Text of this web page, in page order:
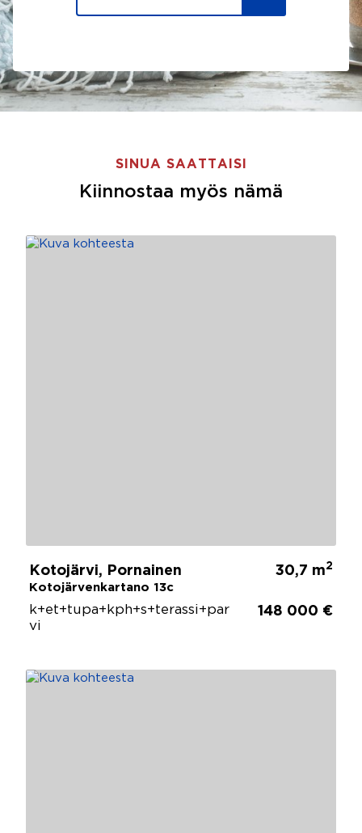
SINUA SAATTAISI
Kiinnostaa myös nämä
Kotojärvi, Pornainen
Kotojärvenkartano 13c
30,7 m2
k+et+tupa+kph+s+terassi+par
vi
148 000 €